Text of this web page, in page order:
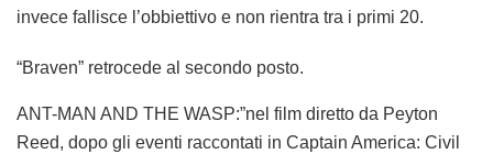
invece fallisce l’obbiettivo e non rientra tra i primi 20.
“Braven” retrocede al secondo posto.
ANT-MAN AND THE WASP:”nel film diretto da Peyton
Reed, dopo gli eventi raccontati in Captain America: Civil